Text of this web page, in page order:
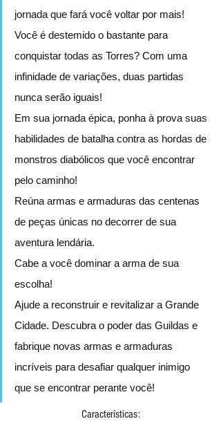
jornada que fará você voltar por mais!
Você é destemido o bastante para
conquistar todas as Torres? Com uma
infinidade de variações, duas partidas
nunca serão iguais!
Em sua jornada épica, ponha à prova suas
habilidades de batalha contra as hordas de
monstros diabólicos que você encontrar
pelo caminho!
Reúna armas e armaduras das centenas
de peças únicas no decorrer de sua
aventura lendária.
Cabe a você dominar a arma de sua
escolha!
Ajude a reconstruir e revitalizar a Grande
Cidade. Descubra o poder das Guildas e
fabrique novas armas e armaduras
incríveis para desafiar qualquer inimigo
que se encontrar perante você!
Características: